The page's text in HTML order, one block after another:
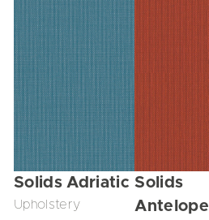
Solids Adriatic
Upholstery
Solids
Antelope